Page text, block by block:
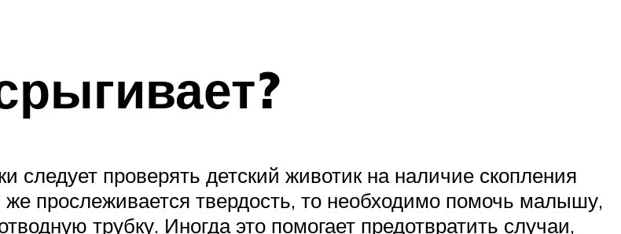
следует проверять детский животик на наличие скопления
же прослеживается твердость, то необходимо помочь малышу,
трубку. Иногда это помогает предотвратить случаи,